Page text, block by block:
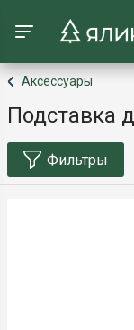
Аксессуары
Подставка
Фильтры